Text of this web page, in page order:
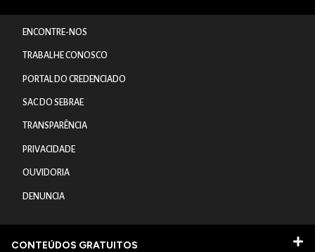
ENCONTRE-NOS
TRABALHE CONOSCO
PORTAL DO CREDENCIADO
SAC DO SEBRAE
TRANSPARÊNCIA
PRIVACIDADE
OUVIDORIA
DENUNCIA
CONTEÚDOS GRATUITOS